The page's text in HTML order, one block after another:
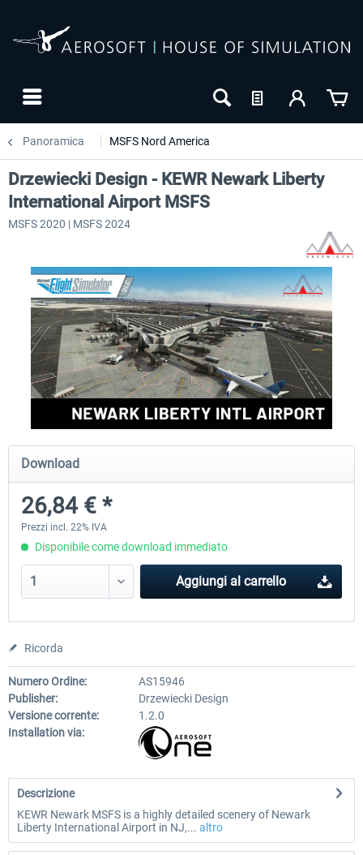
Panoramica MSFS Nord America
FSDG - Greenland Kulusuk MSFS Aerosoft Airport
Drzewiecki Design - KEWR Newark Liberty
International Airport MSFS
MSFS 2020 | MSFS 2024
Download
26,84 € *
Prezzi incl. 22% IVA
Disponibile come download immediato
Aggiungi al carrello
Ricorda
Numero Ordine:
AS15946
Publisher:
Drzewiecki Design
Versione corrente:
1.2.0
Installation via:
Descrizione
KEWR Newark MSFS is a highly detailed scenery of Newark
Liberty International Airport in NJ,... altro